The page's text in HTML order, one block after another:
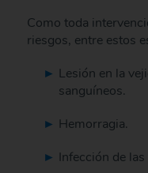
Como toda
riesgos, entre estos
Lesión en la
sanguíneos.
Hemorragia.
Infección de